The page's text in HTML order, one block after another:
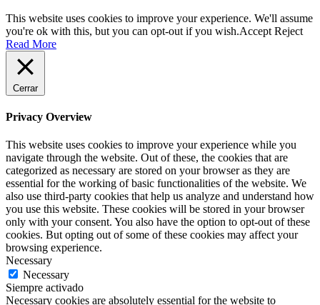
This website uses cookies to improve your experience. We'll assume
you're ok with this, but you can opt-out if you wish.Accept Reject
Read More
Cerrar
Privacy Overview
This website uses cookies to improve your experience while you
navigate through the website. Out of these, the cookies that are
categorized as necessary are stored on your browser as they are
essential for the working of basic functionalities of the website. We
also use third-party cookies that help us analyze and understand how
you use this website. These cookies will be stored in your browser
only with your consent. You also have the option to opt-out of these
cookies. But opting out of some of these cookies may affect your
browsing experience.
Necessary
Necessary
Siempre activado
Necessary cookies are absolutely essential for the website to